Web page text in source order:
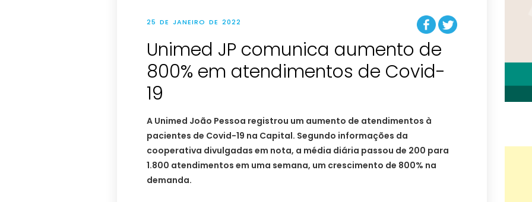
25 DE JANEIRO DE 2022
Unimed JP comunica aumento de
800% em atendimentos de Covid-
19
A Unimed João Pessoa registrou um aumento de atendimentos à
pacientes de Covid-19 na Capital. Segundo informações da
cooperativa divulgadas em nota, a média diária passou de 200 para
1.800 atendimentos em uma semana, um crescimento de 800% na
demanda.